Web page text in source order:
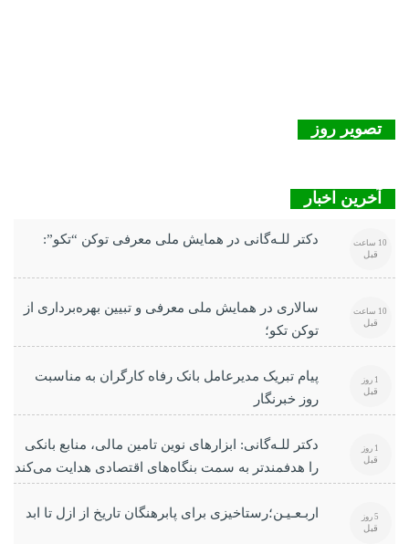
تصویر روز
آخرین اخبار
دکتر للـه‌گانی در همایش ملی معرفی توکن “تکو”: 10 ساعت
قبل
سالاری در همایش ملی معرفی و تبیین بهره‌برداری از
توکن تکو؛
10 ساعت
قبل
پیام تبریک مدیرعامل بانک رفاه کارگران به مناسبت
روز خبرنگار
1 روز
قبل
دکتر للـه‌گانی: ابزارهای نوین تامین مالی، منابع بانکی
را هدفمندتر به سمت بنگاه‌های اقتصادی هدایت می‌کند
1 روز
قبل
اربـعـیـن؛رستاخیزی برای پابرهنگان تاریخ از ازل تا ابد 5 روز
قبل